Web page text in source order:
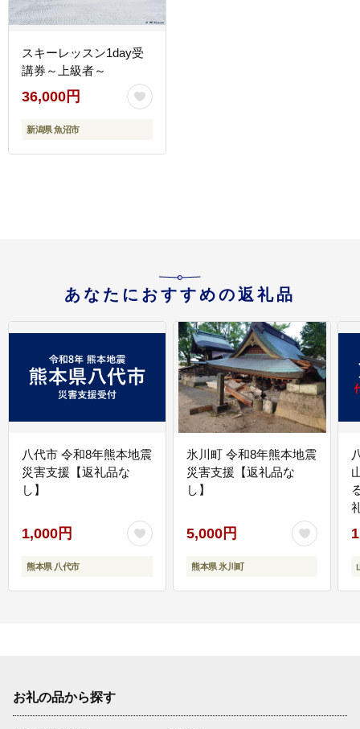
スキーレッスン1day受
講券～上級者～
36,000円
新潟県 魚沼市
あなたにおすすめの返礼品
八代市 令和8年熊本地震
災害支援【返礼品な
し】
1,000円
熊本県 八代市
氷川町 令和8年熊本地震
災害支援【返礼品な
し】
5,000円
熊本県 氷川町
お礼の品から探す